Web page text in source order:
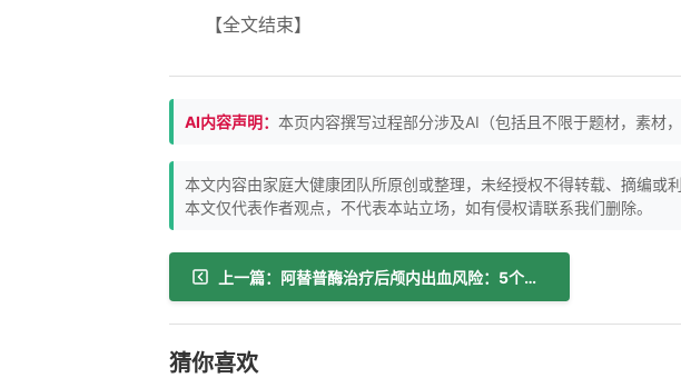
【全文结束】
AI内容声明： 本页内容撰写过程部分涉及AI（包括且不限于题材，素材
本文内容由家庭大健康团队所原创或整理，未经授权不得转载、摘编或
本文仅代表作者观点，不代表本站立场，如有侵权请联系我们删除。
上一篇：阿替普酶治疗后颅内出血风险：5个关键事实
猜你喜欢